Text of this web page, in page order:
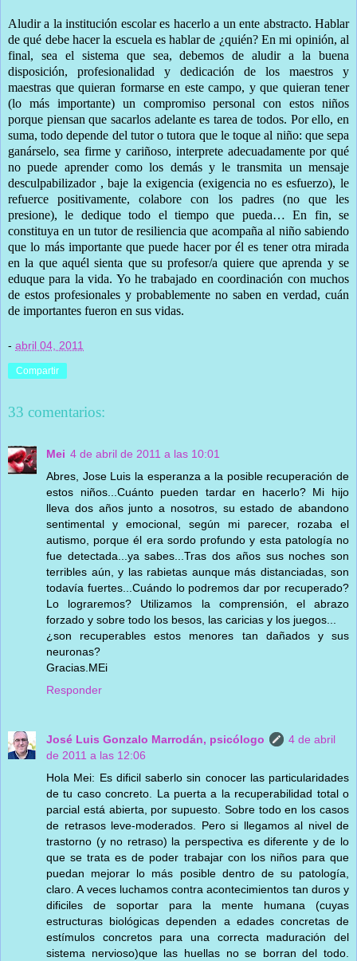
Aludir a la institución escolar es hacerlo a un ente abstracto. Hablar
de qué debe hacer la escuela es hablar de ¿quién? En mi opinión, al
final, sea el sistema que sea, debemos de aludir a la buena
disposición, profesionalidad y dedicación de los maestros y
maestras que quieran formarse en este campo, y que quieran tener
(lo más importante) un compromiso personal con estos niños
porque piensan que sacarlos adelante es tarea de todos. Por ello, en
suma, todo depende del tutor o tutora que le toque al niño: que sepa
ganárselo, sea firme y cariñoso, interprete adecuadamente por qué
no puede aprender como los demás y le transmita un mensaje
desculpabilizador , baje la exigencia (exigencia no es esfuerzo), le
refuerce positivamente, colabore con los padres (no que les
presione), le dedique todo el tiempo que pueda… En fin, se
constituya en un tutor de resiliencia que acompaña al niño sabiendo
que lo más importante que puede hacer por él es tener otra mirada
en la que aquél sienta que su profesor/a quiere que aprenda y se
eduque para la vida. Yo he trabajado en coordinación con muchos
de estos profesionales y probablemente no saben en verdad, cuán
de importantes fueron en sus vidas.
- abril 04, 2011
Compartir
33 comentarios:
Mei 4 de abril de 2011 a las 10:01
Abres, Jose Luis la esperanza a la posible recuperación de
estos niños...Cuánto pueden tardar en hacerlo? Mi hijo
lleva dos años junto a nosotros, su estado de abandono
sentimental y emocional, según mi parecer, rozaba el
autismo, porque él era sordo profundo y esta patología no
fue detectada...ya sabes...Tras dos años sus noches son
terribles aún, y las rabietas aunque más distanciadas, son
todavía fuertes...Cuándo lo podremos dar por recuperado?
Lo lograremos? Utilizamos la comprensión, el abrazo
forzado y sobre todo los besos, las caricias y los juegos...
¿son recuperables estos menores tan dañados y sus
neuronas?
Gracias.MEi
Responder
José Luis Gonzalo Marrodán, psicólogo
4 de abril
de 2011 a las 12:06
Hola Mei: Es dificil saberlo sin conocer las particularidades
de tu caso concreto. La puerta a la recuperabilidad total o
parcial está abierta, por supuesto. Sobre todo en los casos
de retrasos leve-moderados. Pero si llegamos al nivel de
trastorno (y no retraso) la perspectiva es diferente y de lo
que se trata es de poder trabajar con los niños para que
puedan mejorar lo más posible dentro de su patología,
claro. A veces luchamos contra acontecimientos tan duros y
dificiles de soportar para la mente humana (cuyas
estructuras biológicas dependen a edades concretas de
estímulos concretos para una correcta maduración del
sistema nervioso)que las huellas no se borran del todo.